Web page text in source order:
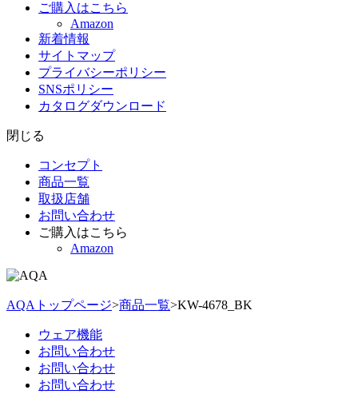
ご購入はこちら
Amazon
新着情報
サイトマップ
プライバシーポリシー
SNSポリシー
カタログダウンロード
閉じる
コンセプト
商品一覧
取扱店舗
お問い合わせ
ご購入はこちら
Amazon
AQAトップページ>商品一覧>KW-4678_BK
ウェア機能
お問い合わせ
お問い合わせ
お問い合わせ